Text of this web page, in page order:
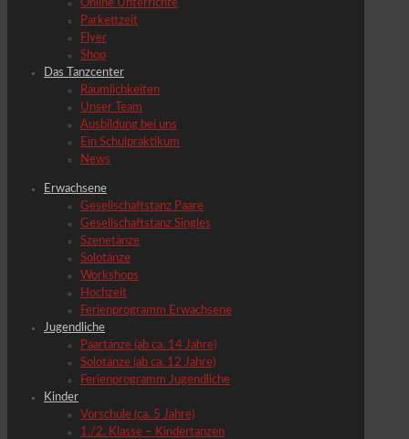
Online Unterrichte
Parkettzeit
Flyer
Shop
Das Tanzcenter
Räumlichkeiten
Unser Team
Ausbildung bei uns
Ein Schulpraktikum
News
Erwachsene
Gesellschaftstanz Paare
Gesellschaftstanz Singles
Szenetänze
Solotänze
Workshops
Hochzeit
Ferienprogramm Erwachsene
Jugendliche
Paartänze (ab ca. 14 Jahre)
Solotänze (ab ca. 12 Jahre)
Ferienprogramm Jugendliche
Kinder
Vorschule (ca. 5 Jahre)
1./2. Klasse – Kindertanzen